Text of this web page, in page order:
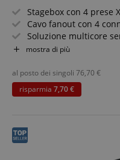
Stagebox con 4 prese
Cavo fanout con 4
Soluzione multicore
Per la trasmissione di
Componenti di
Incluso cavo di rete
mostra di più
al posto dei singoli 76,70 €
risparmia 7,70 €